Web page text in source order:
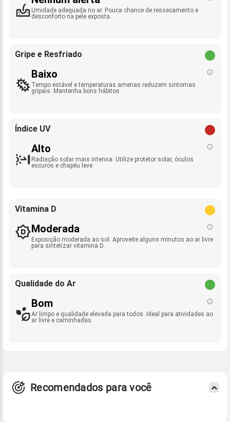
Umidade adequada no ar. Pouca chance de ressecamento e
desconforto na pele exposta.
Gripe e Resfriado
Baixo
Tempo estável e temperaturas amenas reduzem sintomas
gripais. Mantenha bons hábitos.
Índice UV
Alto
Radiação solar mais intensa. Utilize protetor solar, óculos
escuros e chapéu leve.
Vitamina D
Moderada
Exposição moderada ao sol. Aproveite alguns minutos ao ar livre
para sintetizar vitamina D.
Qualidade do Ar
Bom
Ar limpo e qualidade elevada para todos. Ideal para atividades ao
ar livre e caminhadas.
Recomendados para você